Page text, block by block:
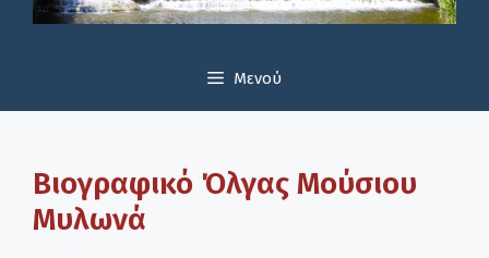
Μενού
Βιογραφικό Όλγας Μούσιου
Μυλωνά